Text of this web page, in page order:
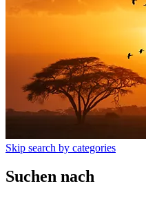
Skip search by categories
Suchen nach